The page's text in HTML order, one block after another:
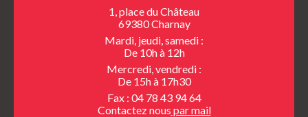
1, place du Château
69380 Charnay
Mardi, jeudi, samedi :
De 10h à 12h
Mercredi, vendredi :
De 15h à 17h30
Fax : 04 78 43 94 64
Contactez nous par mail